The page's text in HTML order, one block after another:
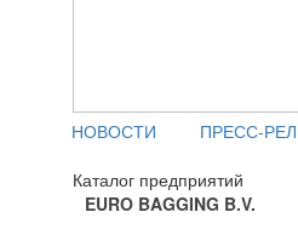
НОВОСТИ ПРЕСС-
Каталог предприятий
EURO BAGGING B.V.